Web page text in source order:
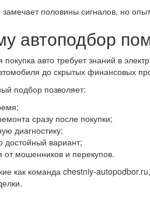
замечает половины сигналов, но
автоподбор
авто требует знаний в
до скрытых финансовых
подбор позволяет:
сразу после покупки;
диагностику;
достойный вариант;
от мошенников и перекупов.
как команда chestniy-